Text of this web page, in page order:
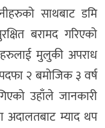
साथबाट डमि
बरामद गरिएको
मुलुकी अपराध
२ बमोजिक ३ वर्ष
उहाँले जानकारी
अदालतबाट म्याद थप